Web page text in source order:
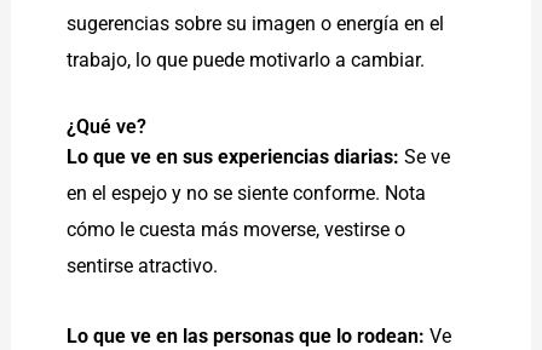
sugerencias sobre su imagen o energía en el
trabajo, lo que puede motivarlo a cambiar.
¿Qué ve?
Lo que ve en sus experiencias diarias: Se ve
en el espejo y no se siente conforme. Nota
cómo le cuesta más moverse, vestirse o
sentirse atractivo.
Lo que ve en las personas que lo rodean: Ve